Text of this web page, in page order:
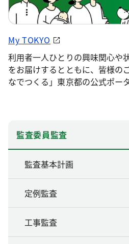
My TOKYO
利用者一人ひとりの興味関心や
をお届けするとともに、皆様の
なでつくる」東京都の公式ポー
監査委員監査
監査基本計画
定例監査
工事監査